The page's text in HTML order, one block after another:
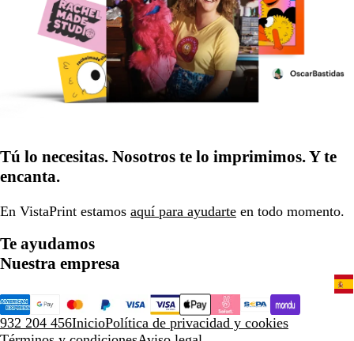
Tú lo necesitas. Nosotros te lo imprimimos. Y te
encanta.
En VistaPrint estamos aquí para ayudarte en todo momento.
Te ayudamos
Nuestra empresa
932 204 456InicioPolítica de privacidad y cookies